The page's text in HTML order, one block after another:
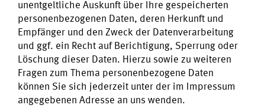
unentgeltliche Auskunft über Ihre gespeicherten
personenbezogenen Daten, deren Herkunft und
Empfänger und den Zweck der Datenverarbeitung
und ggf. ein Recht auf Berichtigung, Sperrung oder
Löschung dieser Daten. Hierzu sowie zu weiteren
Fragen zum Thema personenbezogene Daten
können Sie sich jederzeit unter der im Impressum
angegebenen Adresse an uns wenden.